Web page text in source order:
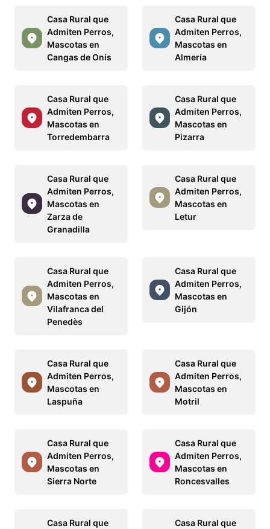
Casa Rural que
Admiten Perros,
Mascotas en
Cangas de Onís
Casa Rural que
Admiten Perros,
Mascotas en
Almería
Casa Rural que
Admiten Perros,
Mascotas en
Torredembarra
Casa Rural que
Admiten Perros,
Mascotas en
Pizarra
Casa Rural que
Admiten Perros,
Mascotas en
Zarza de
Granadilla
Casa Rural que
Admiten Perros,
Mascotas en
Letur
Casa Rural que
Admiten Perros,
Mascotas en
Vilafranca del
Penedès
Casa Rural que
Admiten Perros,
Mascotas en
Gijón
Casa Rural que
Admiten Perros,
Mascotas en
Laspuña
Casa Rural que
Admiten Perros,
Mascotas en
Motril
Casa Rural que
Admiten Perros,
Mascotas en
Sierra Norte
Casa Rural que
Admiten Perros,
Mascotas en
Roncesvalles
Casa Rural que
Casa Rural que